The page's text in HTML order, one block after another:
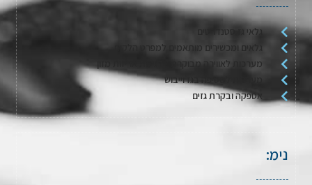
גלאי גז סטנדרטים
גלאים ומכשירים מותאמים למפרט הלקוח
מערכות לאווירה מבוקרת / דגימת אריזות מזון
מערכות לשטיפה בגז וייבוש
אספקה ובקרת גזים
נימ: